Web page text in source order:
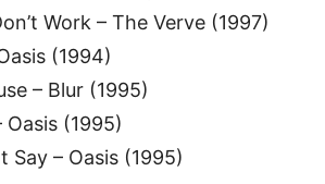
Work – The Verve (1997)
(1994)
– Blur (1995)
(1995)
Say – Oasis (1995)